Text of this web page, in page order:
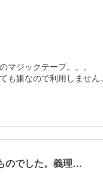
マジックテープ。。。
も嫌なので利用しません。
のでした。義理…